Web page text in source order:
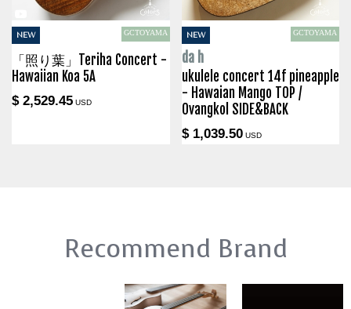
NEW GCTOYAMA
「照り葉」Teriha Concert -
Hawaiian Koa 5A
$ 2,529.45 USD
NEW GCTOYAMA
da h
ukulele concert 14f pineapple
- Hawaian Mango TOP /
Ovangkol SIDE&BACK
$ 1,039.50USD
Recommend Brand